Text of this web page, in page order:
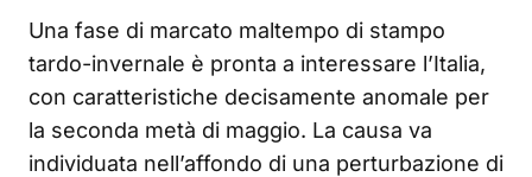
Una fase di marcato maltempo di stampo
tardo-invernale è pronta a interessare l’Italia,
con caratteristiche decisamente anomale per
la seconda metà di maggio. La causa va
individuata nell’affondo di una perturbazione di